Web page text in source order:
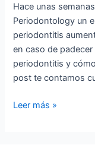
Hace unas
Periodontology un
periodontitis
en caso de padecer
periodontitis y
post te contamos
Leer más »